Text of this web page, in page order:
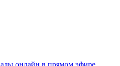
онлайн в прямом эфире